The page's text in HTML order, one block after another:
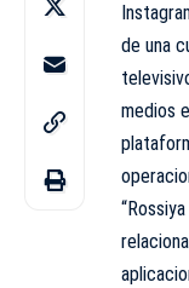
de una
medios